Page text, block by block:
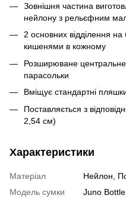
Зовнішня частина
нейлону з рельєфним
2 основних відділення на
кишенями в кожному
Розширюване
парасольки
Вміщує стандартні
Поставляється з
2,54 см)
Характеристики
Матеріал
Нейлон,
Модель сумки
Juno